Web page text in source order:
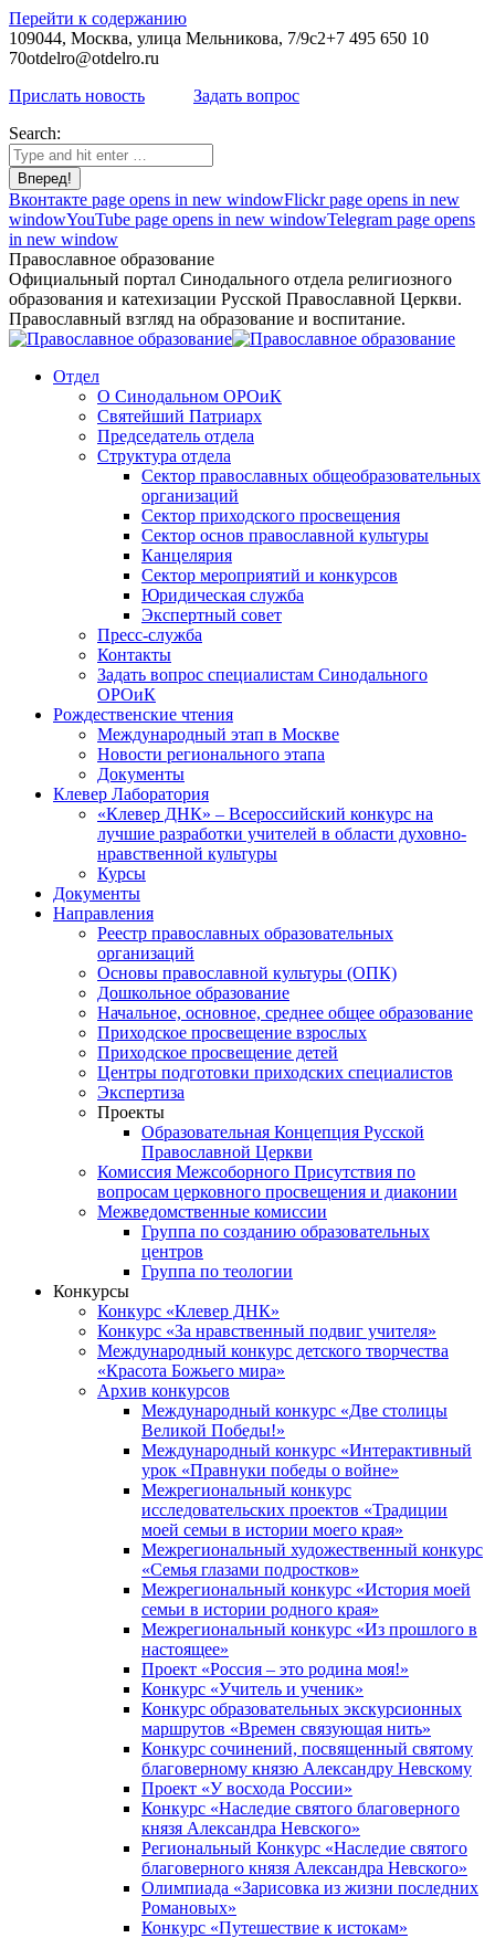
Перейти к содержанию
109044, Москва, улица Мельникова, 7/9с2+7 495 650 10
70otdelro@otdelro.ru
Прислать новость
Задать вопрос
Search:
Вконтакте page opens in new windowFlickr page opens in new
windowYouTube page opens in new windowTelegram page opens
in new window
Православное образование
Официальный портал Синодального отдела религиозного
образования и катехизации Русской Православной Церкви.
Православный взгляд на образование и воспитание.
Отдел
О Синодальном ОРОиК
Святейший Патриарх
Председатель отдела
Структура отдела
Сектор православных общеобразовательных
организаций
Сектор приходского просвещения
Сектор основ православной культуры
Канцелярия
Сектор мероприятий и конкурсов
Юридическая служба
Экспертный совет
Пресс-служба
Контакты
Задать вопрос специалистам Синодального
ОРОиК
Рождественские чтения
Международный этап в Москве
Новости регионального этапа
Документы
Клевер Лаборатория
«Клевер ДНК» – Всероссийский конкурс на
лучшие разработки учителей в области духовно-
нравственной культуры
Курсы
Документы
Направления
Реестр православных образовательных
организаций
Основы православной культуры (ОПК)
Дошкольное образование
Начальное, основное, среднее общее образование
Приходское просвещение взрослых
Приходское просвещение детей
Центры подготовки приходских специалистов
Экспертиза
Проекты
Образовательная Концепция Русской
Православной Церкви
Комиссия Межсоборного Присутствия по
вопросам церковного просвещения и диаконии
Межведомственные комиссии
Группа по созданию образовательных
центров
Группа по теологии
Конкурсы
Конкурс «Клевер ДНК»
Конкурс «За нравственный подвиг учителя»
Международный конкурс детского творчества
«Красота Божьего мира»
Архив конкурсов
Международный конкурс «Две столицы
Великой Победы!»
Международный конкурс «Интерактивный
урок «Правнуки победы о войне»
Межрегиональный конкурс
исследовательских проектов «Традиции
моей семьи в истории моего края»
Межрегиональный художественный конкурс
«Семья глазами подростков»
Межрегиональный конкурс «История моей
семьи в истории родного края»
Межрегиональный конкурс «Из прошлого в
настоящее»
Проект «Россия – это родина моя!»
Конкурс «Учитель и ученик»
Конкурс образовательных экскурсионных
маршрутов «Времен связующая нить»
Конкурс сочинений, посвященный святому
благоверному князю Александру Невскому
Проект «У восхода России»
Конкурс «Наследие святого благоверного
князя Александра Невского»
Региональный Конкурс «Наследие святого
благоверного князя Александра Невского»
Олимпиада «Зарисовка из жизни последних
Романовых»
Конкурс «Путешествие к истокам»